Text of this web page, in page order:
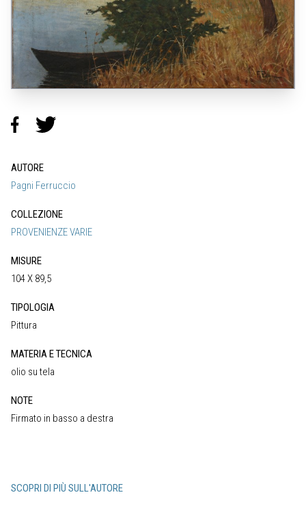
AUTORE
Pagni Ferruccio
COLLEZIONE
PROVENIENZE VARIE
MISURE
104 X 89,5
TIPOLOGIA
Pittura
MATERIA E TECNICA
olio su tela
NOTE
Firmato in basso a destra
SCOPRI DI PIÙ SULL'AUTORE